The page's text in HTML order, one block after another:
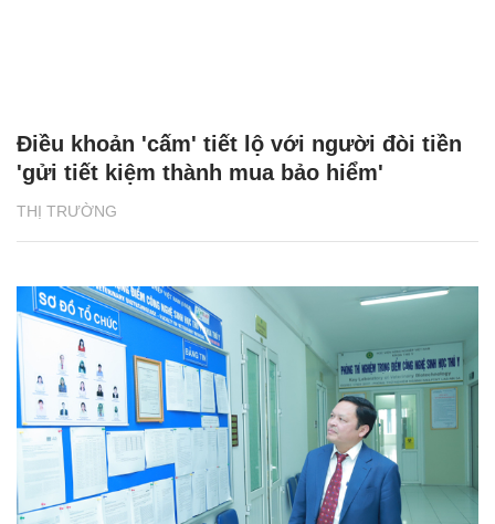
THỊ TRƯỜNG
Điều khoản 'cấm' tiết lộ với người đòi tiền
'gửi tiết kiệm thành mua bảo hiểm'